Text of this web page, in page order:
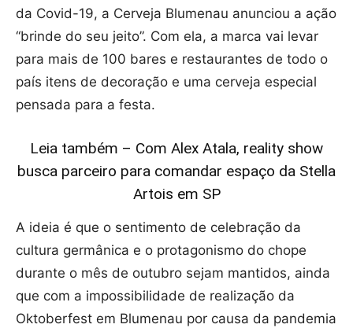
da Covid-19, a Cerveja Blumenau anunciou a ação
“brinde do seu jeito”. Com ela, a marca vai levar
para mais de 100 bares e restaurantes de todo o
país itens de decoração e uma cerveja especial
pensada para a festa.
Leia também – Com Alex Atala, reality show
busca parceiro para comandar espaço da Stella
Artois em SP
A ideia é que o sentimento de celebração da
cultura germânica e o protagonismo do chope
durante o mês de outubro sejam mantidos, ainda
que com a impossibilidade de realização da
Oktoberfest em Blumenau por causa da pandemia